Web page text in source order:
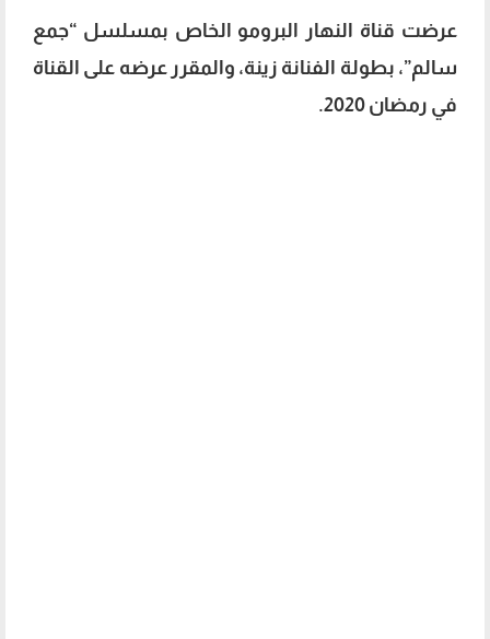
عرضت قناة النهار البرومو الخاص بمسلسل “جمع
سالم”، بطولة الفنانة زينة، والمقرر عرضه على القناة
في رمضان 2020.